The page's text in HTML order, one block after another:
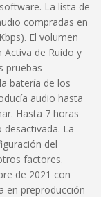
La lista de
compradas en
El volumen
Activa de Ruido y
pruebas
batería de los
audio hasta
Hasta 7 horas
desactivada. La
del
factores.
de 2021 con
en preproducción